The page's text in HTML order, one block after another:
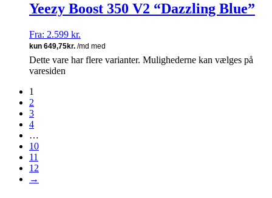
Yeezy Boost 350 V2 “Dazzling Blue”
Fra: 2.599 kr.
Dette vare har flere varianter. Mulighederne kan vælges på
varesiden
1
2
3
4
…
10
11
12
→